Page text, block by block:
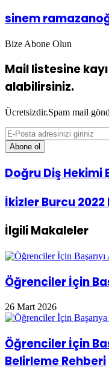
sinem
Bize Abone Olun
Mail listesine
alabilirsiniz.
Ücretsizdir.Spam mail
E-
Posta
adresinizi
Doğru
Diş
Bulmanın
Nelerdir?
Doğru Diş Hekimi
İkizler
Burcu
Eylül
Burç
Yorumları
İkizler Burcu 2022
İlgili Makaleler
Öğrenciler İçin
26 Mart 2026
Öğrenciler İçin
Belirleme Rehberi